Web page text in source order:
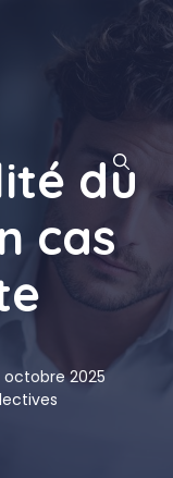
du
cas
octobre 2025